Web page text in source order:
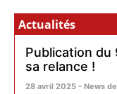
Actualités
Publication du
sa relance !
28 avril 2025 - News